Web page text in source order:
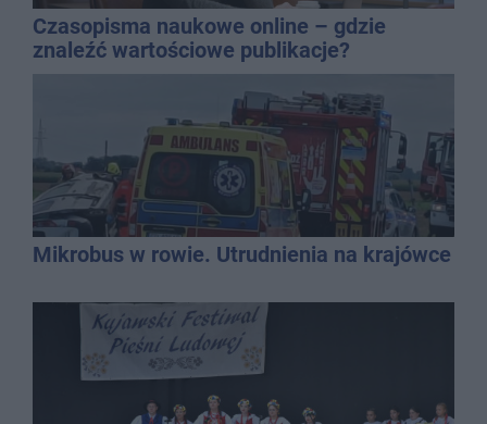
Czasopisma naukowe online – gdzie
znaleźć wartościowe publikacje?
Mikrobus w rowie. Utrudnienia na krajówce